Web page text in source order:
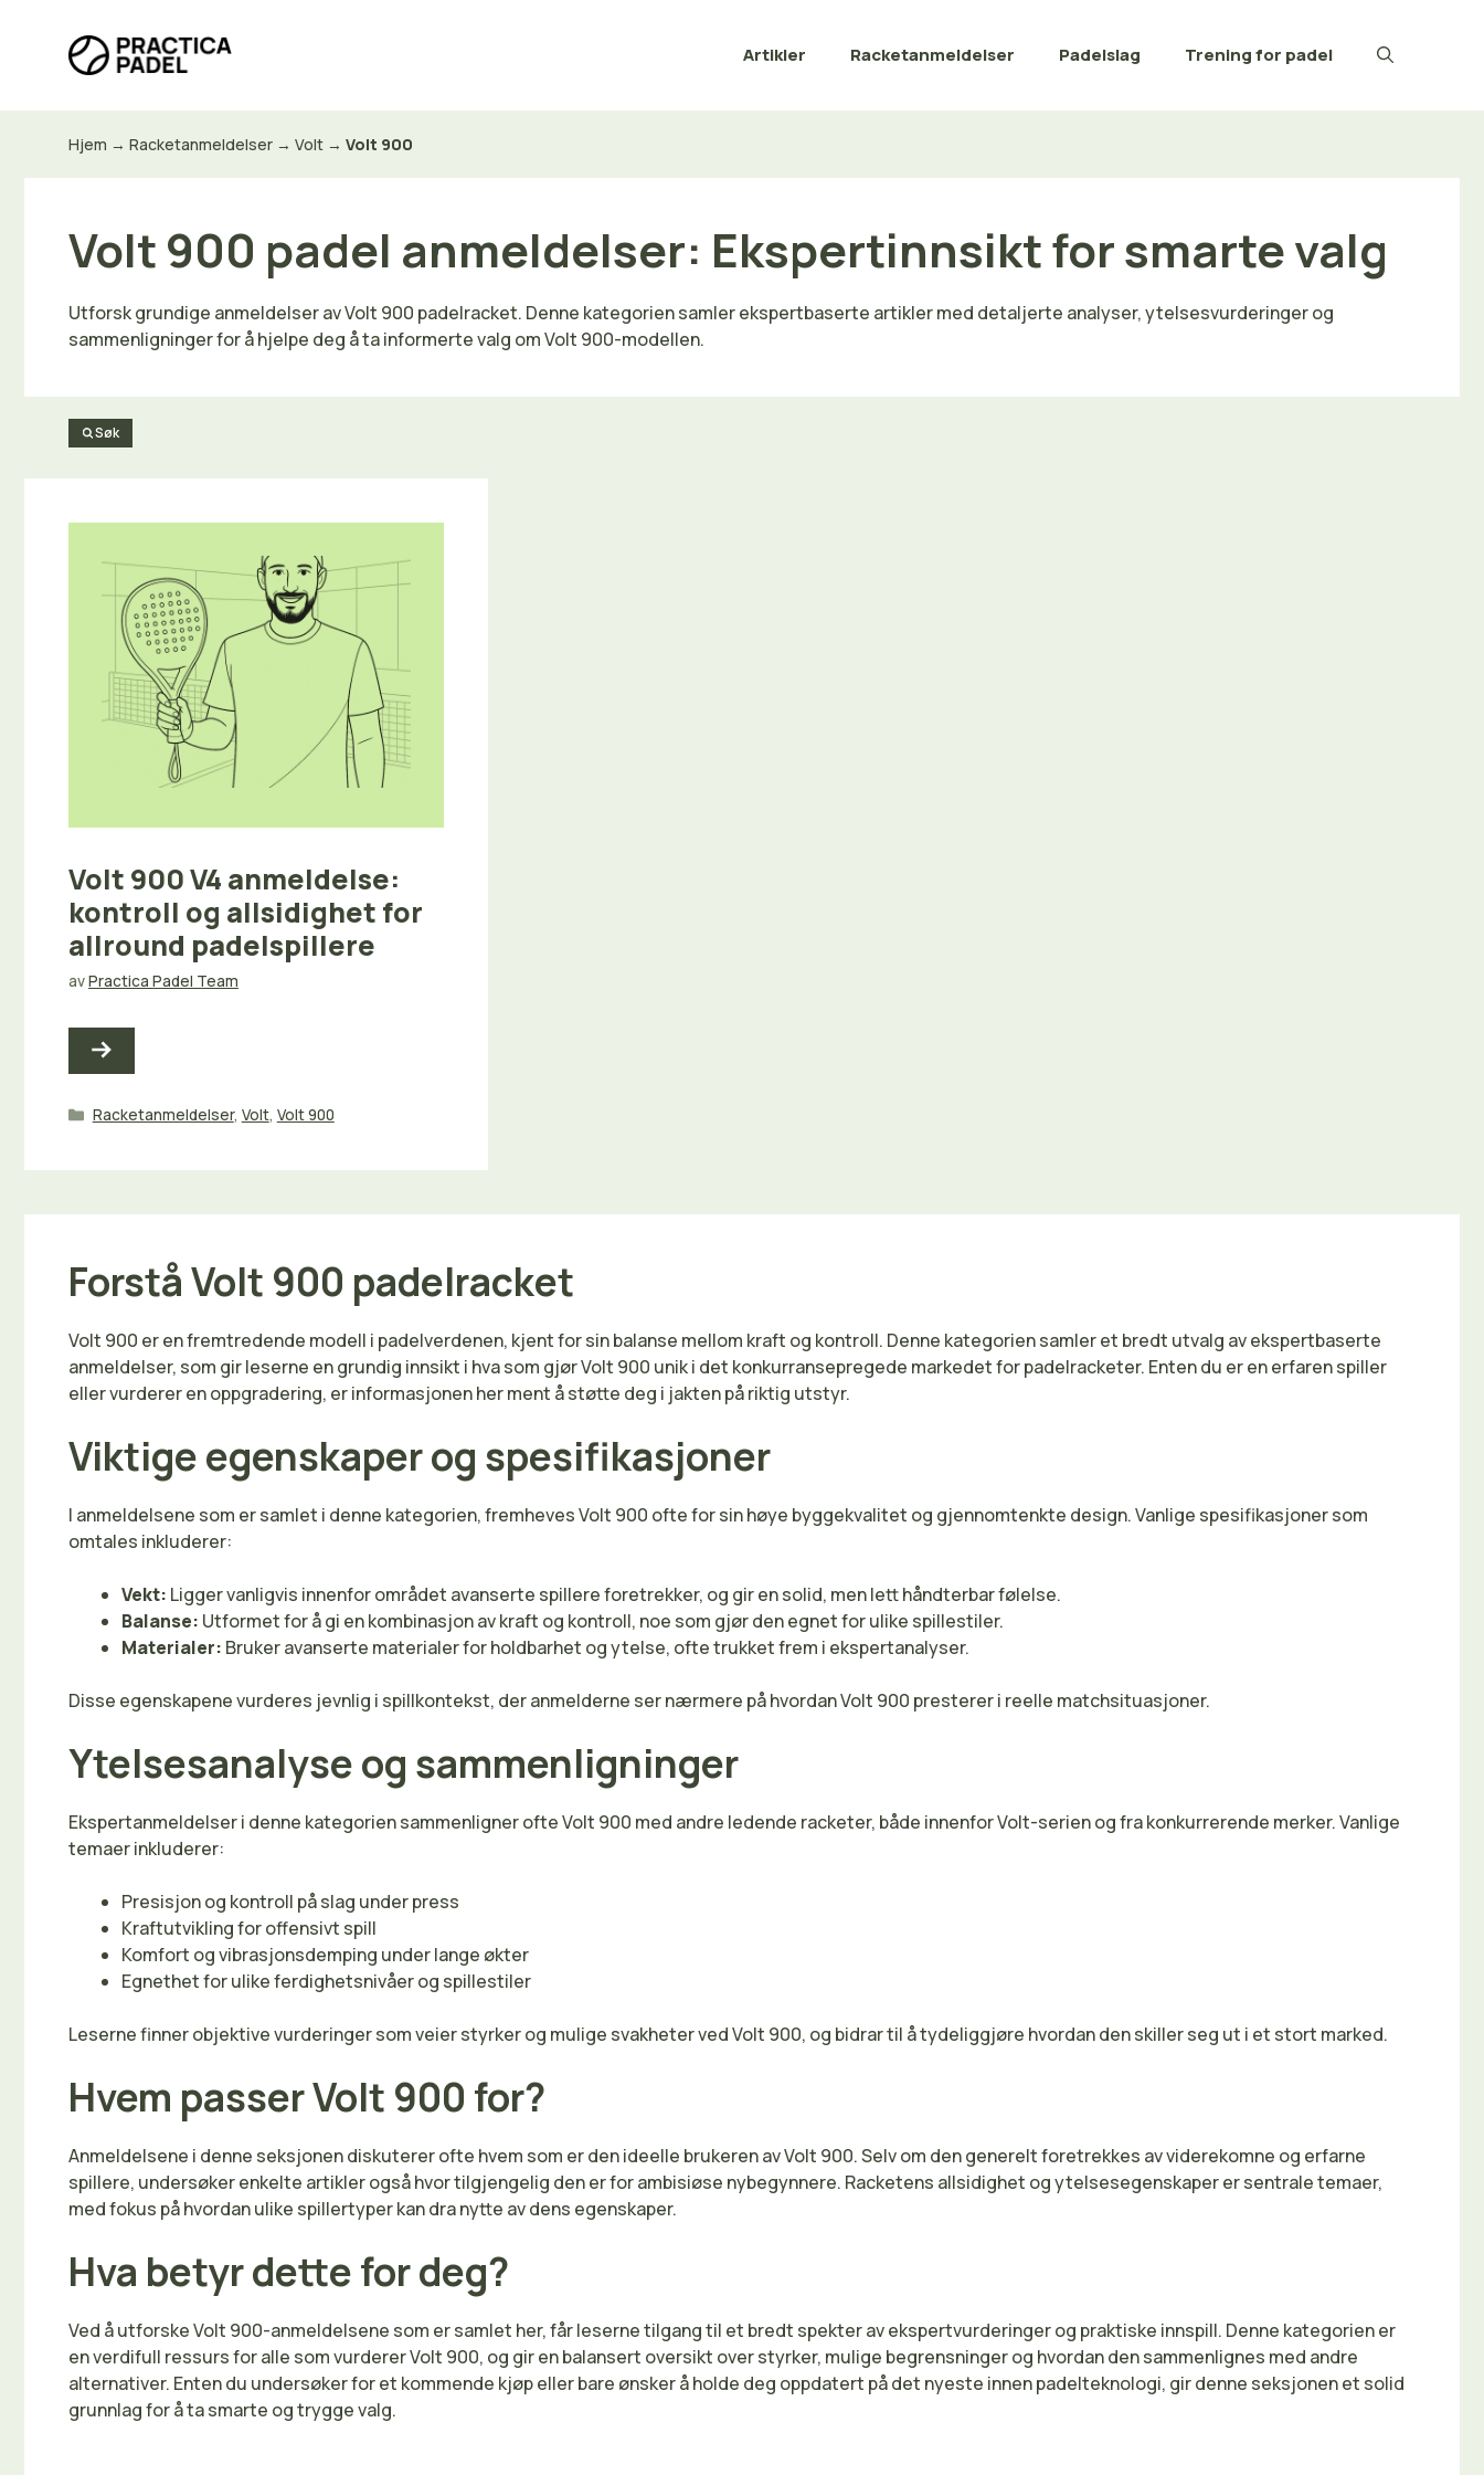
Artikler Racketanmeldelser Padelslag Trening for padel
Hjem → Racketanmeldelser → Volt → Volt 900
Volt 900 padel anmeldelser: Ekspertinnsikt for smarte valg
Utforsk grundige anmeldelser av Volt 900 padelracket. Denne kategorien samler ekspertbaserte artikler med detaljerte analyser, ytelsesvurderinger og
sammenligninger for å hjelpe deg å ta informerte valg om Volt 900-modellen.
Søk
Volt 900 V4 anmeldelse:
kontroll og allsidighet for
allround padelspillere
avPractica Padel Team
Kategorier
Racketanmeldelser, Volt, Volt 900
Forstå Volt 900 padelracket
Volt 900 er en fremtredende modell i padelverdenen, kjent for sin balanse mellom kraft og kontroll. Denne kategorien samler et bredt utvalg av ekspertbaserte
anmeldelser, som gir leserne en grundig innsikt i hva som gjør Volt 900 unik i det konkurransepregede markedet for padelracketer. Enten du er en erfaren spiller
eller vurderer en oppgradering, er informasjonen her ment å støtte deg i jakten på riktig utstyr.
Viktige egenskaper og spesifikasjoner
I anmeldelsene som er samlet i denne kategorien, fremheves Volt 900 ofte for sin høye byggekvalitet og gjennomtenkte design. Vanlige spesifikasjoner som
omtales inkluderer:
Vekt: Ligger vanligvis innenfor området avanserte spillere foretrekker, og gir en solid, men lett håndterbar følelse.
Balanse: Utformet for å gi en kombinasjon av kraft og kontroll, noe som gjør den egnet for ulike spillestiler.
Materialer: Bruker avanserte materialer for holdbarhet og ytelse, ofte trukket frem i ekspertanalyser.
Disse egenskapene vurderes jevnlig i spillkontekst, der anmelderne ser nærmere på hvordan Volt 900 presterer i reelle matchsituasjoner.
Ytelsesanalyse og sammenligninger
Ekspertanmeldelser i denne kategorien sammenligner ofte Volt 900 med andre ledende racketer, både innenfor Volt-serien og fra konkurrerende merker. Vanlige
temaer inkluderer:
Presisjon og kontroll på slag under press
Kraftutvikling for offensivt spill
Komfort og vibrasjonsdemping under lange økter
Egnethet for ulike ferdighetsnivåer og spillestiler
Leserne finner objektive vurderinger som veier styrker og mulige svakheter ved Volt 900, og bidrar til å tydeliggjøre hvordan den skiller seg ut i et stort marked.
Hvem passer Volt 900 for?
Anmeldelsene i denne seksjonen diskuterer ofte hvem som er den ideelle brukeren av Volt 900. Selv om den generelt foretrekkes av viderekomne og erfarne
spillere, undersøker enkelte artikler også hvor tilgjengelig den er for ambisiøse nybegynnere. Racketens allsidighet og ytelsesegenskaper er sentrale temaer,
med fokus på hvordan ulike spillertyper kan dra nytte av dens egenskaper.
Hva betyr dette for deg?
Ved å utforske Volt 900-anmeldelsene som er samlet her, får leserne tilgang til et bredt spekter av ekspertvurderinger og praktiske innspill. Denne kategorien er
en verdifull ressurs for alle som vurderer Volt 900, og gir en balansert oversikt over styrker, mulige begrensninger og hvordan den sammenlignes med andre
alternativer. Enten du undersøker for et kommende kjøp eller bare ønsker å holde deg oppdatert på det nyeste innen padelteknologi, gir denne seksjonen et solid
grunnlag for å ta smarte og trygge valg.